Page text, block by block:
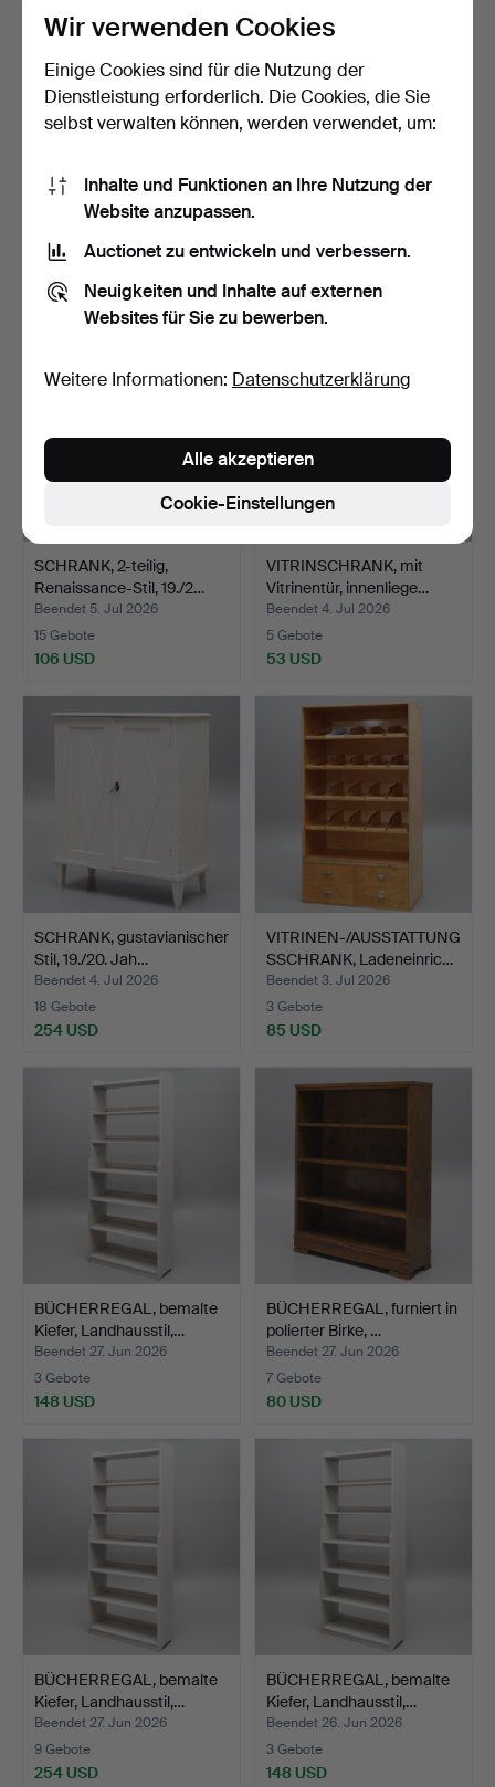
VITRINENSCHRANK,
Intarsien, Rokoko-Stil, 2…
21 Gebote
170 USD
VITRINENSCHRANK,
317 USD
SCHRANK, 2-teilig,
Renaissance-Stil, 19./2…
Beendet 5. Jul 2026
15 Gebote
106 USD
VITRINSCHRANK, mit
Vitrinentür, innenliege…
Beendet 4. Jul 2026
5 Gebote
53 USD
SCHRANK, gustavianischer
Stil, 19./20. Jah…
Beendet 4. Jul 2026
18 Gebote
254 USD
VITRINEN-/AUSSTATTUNG
SSCHRANK, Ladeneinric…
Beendet 3. Jul 2026
3 Gebote
85 USD
BÜCHERREGAL, bemalte
Kiefer, Landhausstil,…
Beendet 27. Jun 2026
3 Gebote
148 USD
BÜCHERREGAL, furniert in
polierter Birke, …
Beendet 27. Jun 2026
7 Gebote
80 USD
BÜCHERREGAL, bemalte
Kiefer, Landhausstil,…
Beendet 27. Jun 2026
9 Gebote
254 USD
BÜCHERREGAL, bemalte
Kiefer, Landhausstil,…
Beendet 26. Jun 2026
3 Gebote
148 USD
Wir verwenden Cookies
Einige Cookies sind für die Nutzung der
Dienstleistung erforderlich. Die Cookies, die Sie
selbst verwalten können, werden verwendet, um:
Inhalte und Funktionen an Ihre Nutzung der
Website anzupassen.
Auctionet zu entwickeln und verbessern.
Neuigkeiten und Inhalte auf externen
Websites für Sie zu bewerben.
Weitere Informationen: Datenschutzerklärung
Cookie-Einstellungen
Alle akzeptieren